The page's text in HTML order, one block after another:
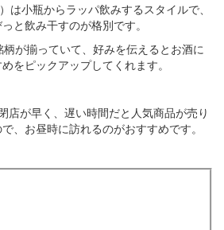
は小瓶からラッパ飲みするスタイルで、
と飲み干すのが格別です。
が揃っていて、好みを伝えるとお酒に
をピックアップしてくれます。
店が早く、遅い時間だと人気商品が売り
、お昼時に訪れるのがおすすめです。